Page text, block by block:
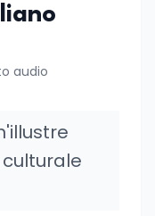
audio